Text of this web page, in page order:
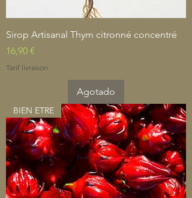
Sirop Artisanal Thym citronné concentré
Precio
16,90 €
Tarif livraison
Agotado
BIEN ETRE